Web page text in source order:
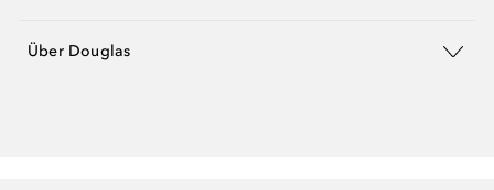
Über Douglas